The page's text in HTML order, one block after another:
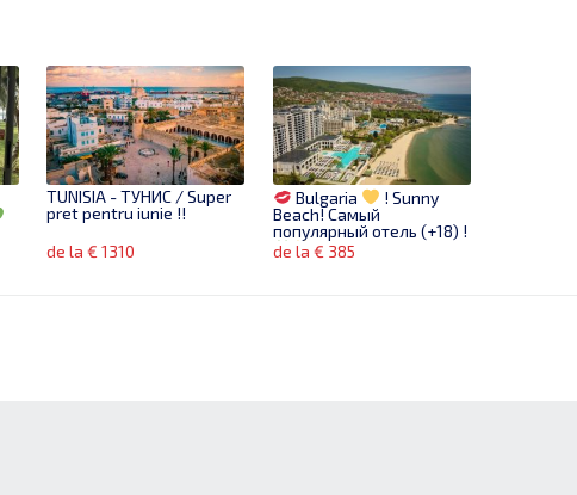
TUNISIA - ТУНИС / Super
pret pentru iunie !!
de la € 1310
Bulgaria
! Sunny
Beach! Самый
популярный отель (+18) !
de la € 385